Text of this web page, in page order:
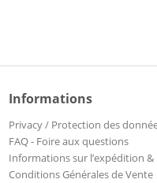
Informations
Privacy / Protection des
FAQ - Foire aux questions
Informations sur l’expédition
Conditions Générales de Vente